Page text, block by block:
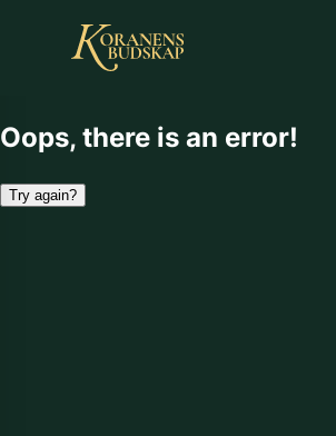
Oops, there is an error!
Try again?